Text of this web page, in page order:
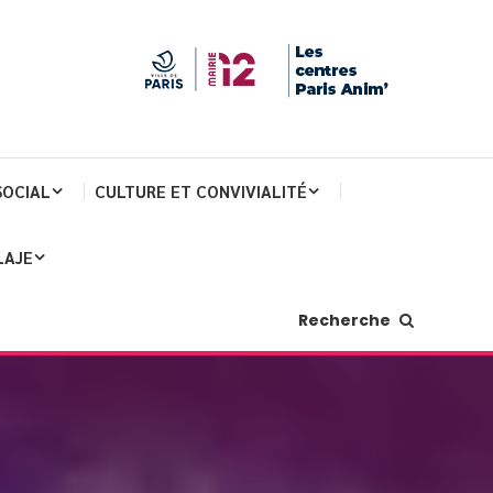
CULTURE ET CONVIVIALITÉ
Recherche